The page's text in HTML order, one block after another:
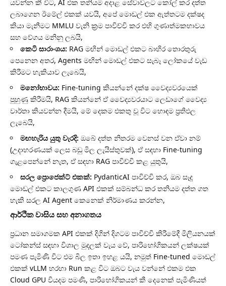
යවන්න කී විට, AI එක තනියම අදාළ සේවාවලට කෝල් කර දත්ත
ලබාගෙන ඊමේල් එකක් යවයි, අපේ මොඩල් එක ඇත්තටම දක්ෂද
කියා මැනීමට MMLU වැනි ක්‍රම පාවිච්චි කර එහි ගුණාත්මකභාවය
සහ වේගය මනිනු ලබයි,
කෙටි සාරාංශය: RAG මඟින් මොඩල් එකට බාහිර තොරතුරු
පෙනෙන අතර, Agents මඟින් මොඩල් එකට සැබෑ ලෝකයේ වැඩ
කිරීමට හැකියාව ලැබෙයි,
මනෝභාවය: Fine-tuning කියන්නේ දක්ෂ වෛද්‍යවරයෙක්
පුහුණු කිරීමයි, RAG කියන්නේ ඒ වෛද්‍යවරයාට ලෙඩාගේ වෛද්‍ය
වාර්තා කියවන්න දීමයි, මේ දෙකම එකතු වූ විට හොඳම ප්‍රතිඵල
ලැබෙයි,
මඟහැරිය යුතු වැරදි: ඔබේ දත්ත නිතරම වෙනස් වන ඒවා නම්
(උදාහරණයක් ලෙස බඩු මිල ලැයිස්තුවක්), ඒ සඳහා Fine-tuning
ගැළපෙන්නේ නැත, ඒ සඳහා RAG පාවිච්චි කළ යුතුයි,
සරල ප්‍රොජෙක්ට් එකක්: PydanticAI පාවිච්චි කර, ඔබ සෑදූ
මොඩල් එකට කාලගුණ API එකක් සම්බන්ධ කර තනියම දත්ත ගත
හැකි සරල AI Agent කෙනෙක් නිර්මාණය කරන්න,
ආර්ථික වාසිය සහ අනාගතය
ප්‍රධාන සමාගමක API එකක් දිගින් දිගටම පාවිච්චි කිරීමේදී මිලියනයක්
ටෝකන්ස් සඳහා විශාල මුදලක් වැය වේ, පාරිභෝගිකයන් ලක්ෂයක්
පමණ පැමිණි විට එම බිල ඉතා ඉහළ යයි, නමුත් Fine-tuned මොඩල්
එකක් vLLM හරහා Run කළ විට ඔබට වැය වන්නේ එකම එක
Cloud GPU වියදම පමණි, පාරිභෝගිකයන් කී දෙනෙක් පැමිණියත්